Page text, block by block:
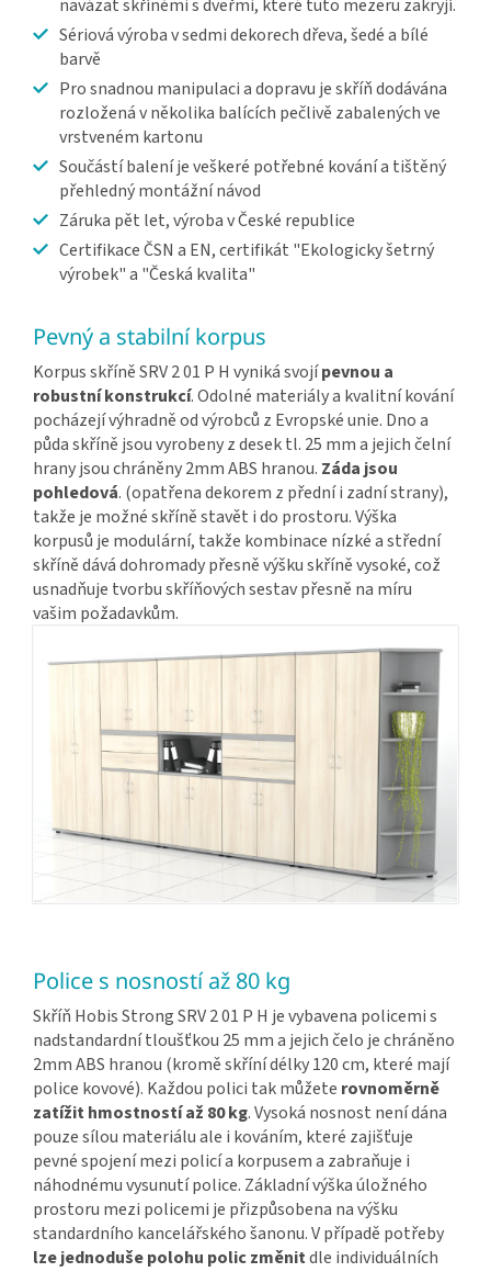
navázat skříněmi s dveřmi, které tuto mezeru zakryjí.
Sériová výroba v sedmi dekorech dřeva, šedé a bílé
barvě
Pro snadnou manipulaci a dopravu je skříň dodávána
rozložená v několika balících pečlivě zabalených ve
vrstveném kartonu
Součástí balení je veškeré potřebné kování a tištěný
přehledný montážní návod
Záruka pět let, výroba v České republice
Certifikace ČSN a EN, certifikát "Ekologicky šetrný
výrobek" a "Česká kvalita"
Pevný a stabilní korpus
Korpus skříně SRV 2 01 P H vyniká svojípevnou a
robustní konstrukcí. Odolné materiály a kvalitní kování
pocházejí výhradně od výrobců z Evropské unie. Dno a
půda skříně jsou vyrobeny z desek tl. 25 mm a jejich čelní
hrany jsou chráněny 2mm ABS hranou. Záda jsou
pohledová. (opatřena dekorem z přední i zadní strany),
takže je možné skříně stavět i do prostoru. Výška
korpusů je modulární, takže kombinace nízké a střední
skříně dává dohromady přesně výšku skříně vysoké, což
usnadňuje tvorbu skříňových sestav přesně na míru
vašim požadavkům.
Police s nosností až 80 kg
Skříň Hobis Strong SRV 2 01 P H je vybavena policemi s
nadstandardní tloušťkou 25 mm a jejich čelo je chráněno
2mm ABS hranou (kromě skříní délky 120 cm, které mají
police kovové). Každou polici tak můžete rovnoměrně
zatížit hmostností až 80 kg. Vysoká nosnost není dána
pouze sílou materiálu ale i kováním, které zajišťuje
pevné spojení mezi policí a korpusem a zabraňuje i
náhodnému vysunutí police. Základní výška úložného
prostoru mezi policemi je přizpůsobena na výšku
standardního kancelářského šanonu. V případě potřeby
lze jednoduše polohu polic změnitdle individuálních